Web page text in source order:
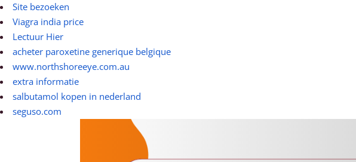
Site bezoeken
Viagra india price
Lectuur Hier
acheter paroxetine generique belgique
www.northshoreeye.com.au
extra informatie
salbutamol kopen in nederland
seguso.com